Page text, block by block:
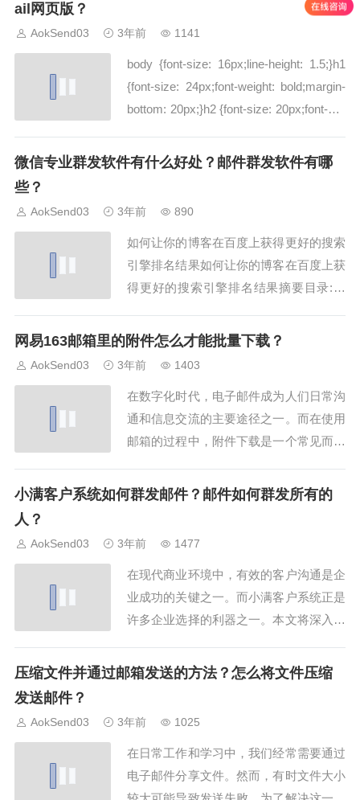
ail网页版？
AokSend03 3年前 1141
body {font-size: 16px;line-height: 1.5;}h1
{font-size: 24px;font-weight: bold;margin-
bottom: 20px;}h2 {font-size: 20px;font-wei
微信专业群发软件有什么好处？邮件群发软件有哪
些？
AokSend03 3年前 890
如何让你的博客在百度上获得更好的搜索
引擎排名结果如何让你的博客在百度上获
得更好的搜索引擎排名结果摘要目录:为
巧：关键词密度与分布专业群发软件：提
排名很重要随着互联网的普及，越来越多
的人通过搜...
网易163邮箱里的附件怎么才能批量下载？
AokSend03 3年前 1403
在数字化时代，电子邮件成为人们日常沟
通和信息交流的主要途径之一。而在使用
邮箱的过程中，附件下载是一个常见而重
邮箱的用户。本文将为您详细介绍在网易
我们一探究竟，网易163邮箱里的附件怎
么才...
小满客户系统如何群发邮件？邮件如何群发所有的
人？
AokSend03 3年前 1477
在现代商业环境中，有效的客户沟通是企
业成功的关键之一。而小满客户系统正是
许多企业选择的利器之一。本文将深入探
能，以及在邮件群发过程中如何覆盖所有
全面的客户管理工具，它提供了多种功
能，包括客户信...
压缩文件并通过邮箱发送的方法？怎么将文件压缩
发送邮件？
AokSend03 3年前 1025
在日常工作和学习中，我们经常需要通过
电子邮件分享文件。然而，有时文件大小